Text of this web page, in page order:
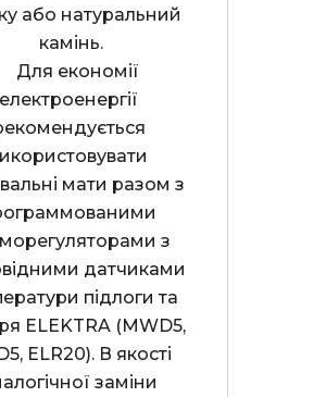
або натуральний
камінь.
електроенергії
мати разом з
з
датчиками
підлоги та
ELEKTRA (MWD5,
ELR20). В якості
заміни